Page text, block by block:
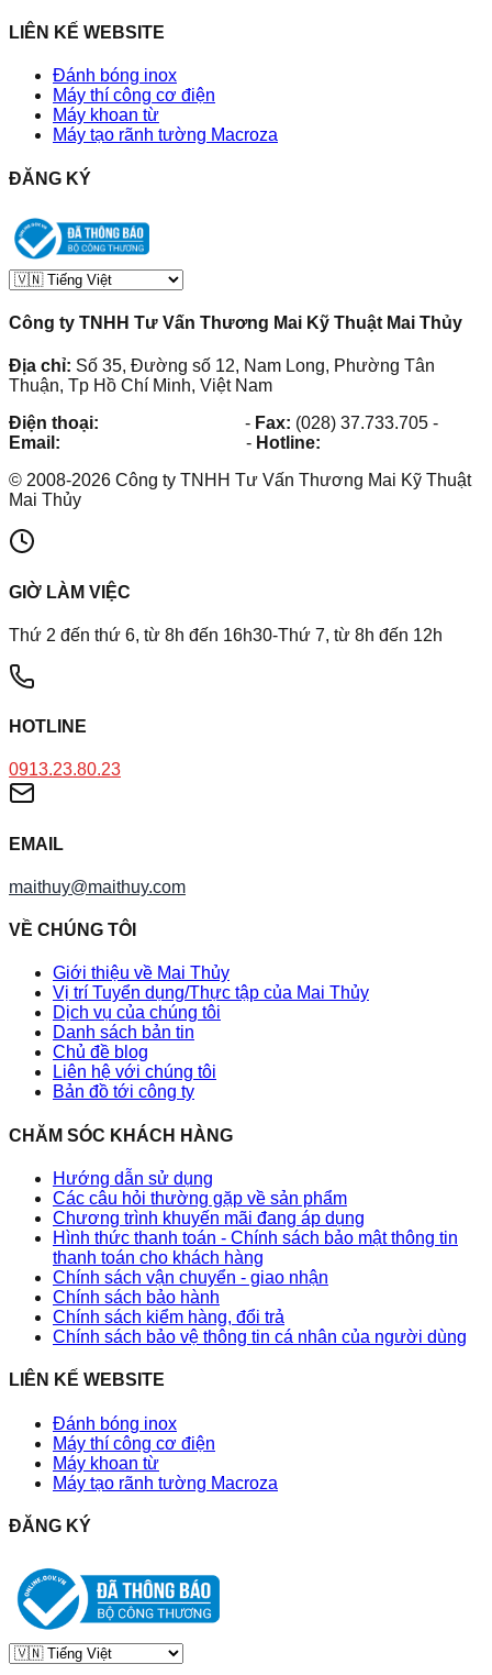
LIÊN KẾ WEBSITE
Đánh bóng inox
Máy thí công cơ điện
Máy khoan từ
Máy tạo rãnh tường Macroza
ĐĂNG KÝ
Công ty TNHH Tư Vấn Thương Mai Kỹ Thuật Mai Thủy
Địa chỉ: Số 35, Đường số 12, Nam Long, Phường Tân
Thuận, Tp Hồ Chí Minh, Việt Nam
Điện thoại:
- Fax: (028) 37.733.705 -
Email:
- Hotline:
© 2008-2026 Công ty TNHH Tư Vấn Thương Mai Kỹ Thuật
Mai Thủy
GIỜ LÀM VIỆC
Thứ 2 đến thứ 6, từ 8h đến 16h30-Thứ 7, từ 8h đến 12h
HOTLINE
0913.23.80.23
EMAIL
maithuy@maithuy.com
VỀ CHÚNG TÔI
Giới thiệu về Mai Thủy
Vị trí Tuyển dụng/Thực tập của Mai Thủy
Dịch vụ của chúng tôi
Danh sách bản tin
Chủ đề blog
Liên hệ với chúng tôi
Bản đồ tới công ty
CHĂM SÓC KHÁCH HÀNG
Hướng dẫn sử dụng
Các câu hỏi thường gặp về sản phẩm
Chương trình khuyến mãi đang áp dụng
Hình thức thanh toán - Chính sách bảo mật thông tin
thanh toán cho khách hàng
Chính sách vận chuyển - giao nhận
Chính sách bảo hành
Chính sách kiểm hàng, đổi trả
Chính sách bảo vệ thông tin cá nhân của người dùng
LIÊN KẾ WEBSITE
Đánh bóng inox
Máy thí công cơ điện
Máy khoan từ
Máy tạo rãnh tường Macroza
ĐĂNG KÝ